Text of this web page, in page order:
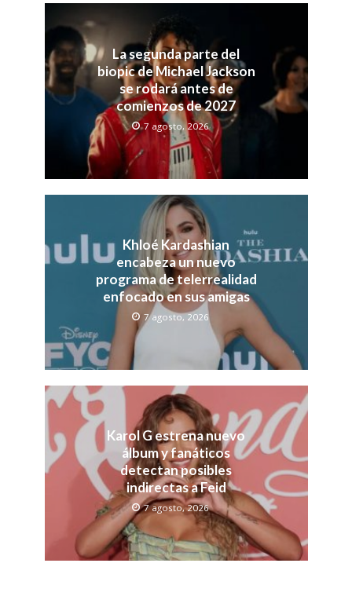
La segunda parte del
biopic de Michael Jackson
se rodará antes de
comienzos de 2027
7 agosto, 2026
Khloé Kardashian
encabeza un nuevo
programa de telerrealidad
enfocado en sus amigas
7 agosto, 2026
Karol G estrena nuevo
álbum y fanáticos
detectan posibles
indirectas a Feid
7 agosto, 2026